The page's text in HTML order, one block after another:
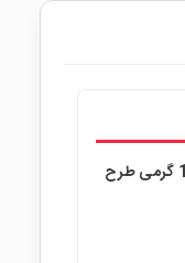
روغن لحیم 10 گرمی طرح